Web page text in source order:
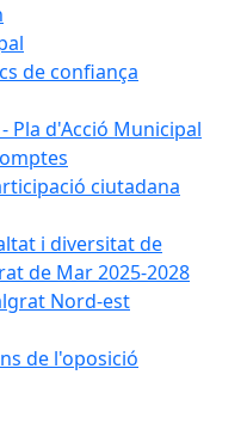
de confiança
Pla d'Acció Municipal
ciutadana
i diversitat de
de Mar 2025-2028
Nord-est
de l'oposició